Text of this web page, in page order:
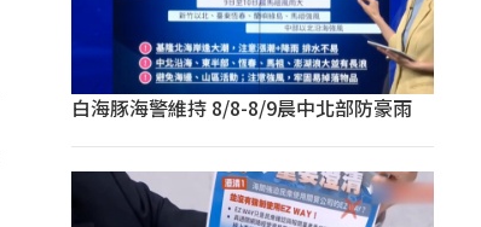
白海豚海警維持 8/8-8/9晨中北部防豪雨